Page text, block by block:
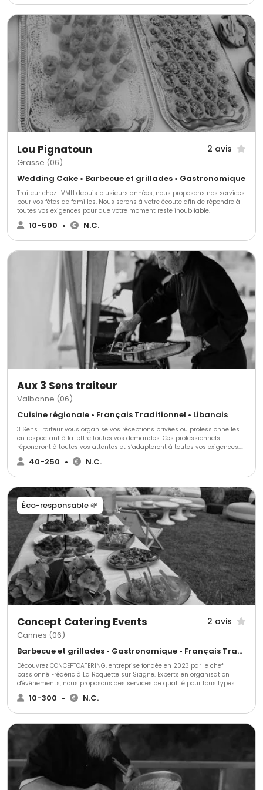
vos aspirations, nous pouvons vous proposer plusieurs formules au choix
qui restent entièrement personnalisables.
Lou Pignatoun 2 avis
Grasse (06)
Wedding Cake • Barbecue et grillades • Gastronomique
Traiteur chez LVMH depuis plusieurs années, nous proposons nos services
pour vos fêtes de familles. Nous serons à votre écoute afin de répondre à
toutes vos exigences pour que votre moment reste inoubliable.
10-500 • N.C.
Aux 3 Sens traiteur
Valbonne (06)
Cuisine régionale • Français Traditionnel • Libanais
3 Sens Traiteur vous organise vos réceptions privées ou professionnelles
en respectant à la lettre toutes vos demandes. Ces professionnels
répondront à toutes vos attentes et s’adapteront à toutes vos exigences.
Tout est personnalisable et fait maison par la passion du chef.
40-250 • N.C.
Éco-responsable 🌱
Concept Catering Events 2 avis
Cannes (06)
Barbecue et grillades • Gastronomique • Français Traditionnel
Découvrez CONCEPTCATERING, entreprise fondée en 2023 par le chef
passionné Frédéric à La Roquette sur Siagne. Experts en organisation
d'événements, nous proposons des services de qualité pour tous types
d'occasions. Notre équipe spécialisée crée des expériences culinaires
uniques, chaque plat reflétant notre passion pour la gastronomie.
10-300 • N.C.